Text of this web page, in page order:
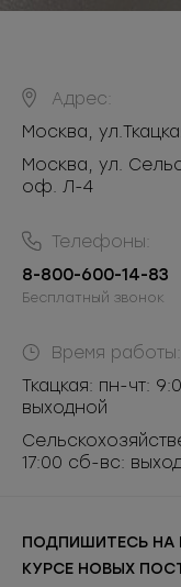
Адрес:
Москва,
Москва, ул.
оф. Л-4
Телефоны:
8-800-600-14-83
Бесплатный звонок
Время работы:
Ткацкая: пн-чт:
выходной
17:00 сб-вс:
ПОДПИШИТЕСЬ НА
КУРСЕ НОВЫХ